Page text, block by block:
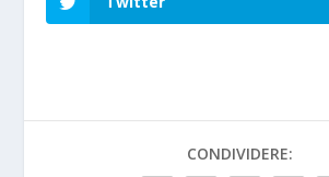
CONDIVIDERE: